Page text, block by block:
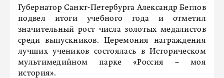
Губернатор Санкт-Петербурга Александр Беглов
подвел итоги учебного года и отметил
значительный рост числа золотых медалистов
среди выпускников. Церемония награждения
лучших учеников состоялась в Историческом
мультимедийном парке «Россия – моя
история».